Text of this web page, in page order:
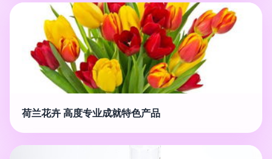
荷兰花卉 高度专业成就特色产品